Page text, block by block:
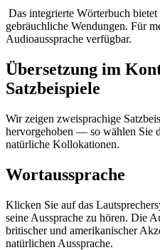
Das integrierte Wörterbuch
gebräuchliche Wendungen. Für
Audioaussprache verfügbar.
Übersetzung im
Satzbeispiele
Wir zeigen zweisprachige
hervorgehoben — so wählen Sie
natürliche Kollokationen.
Wortaussprache
Klicken Sie auf das
seine Aussprache zu hören. Die
britischer und amerikanischer
natürlichen Aussprache.